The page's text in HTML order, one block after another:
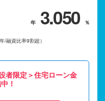
3.050
/融資比率9割超）
者限定＞住宅ローン金
！